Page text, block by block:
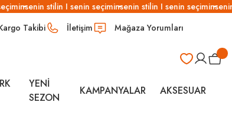
senin stilin I senin seçiminsenin stilin I senin seçiminsenin
Takibi İletişim Mağaza Yorumları
YENİ
SEZON
KAMPANYALAR AKSESUAR